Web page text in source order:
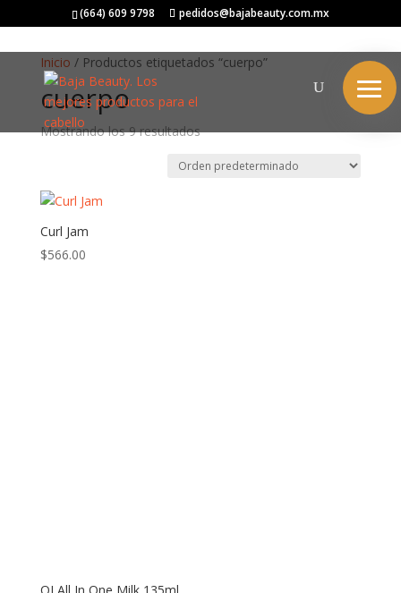
(664) 609 9798 pedidos@bajabeauty.com.mx
Inicio / Productos etiquetados “cuerpo”
cuerpo
Mostrando los 9 resultados
Curl Jam
$566.00